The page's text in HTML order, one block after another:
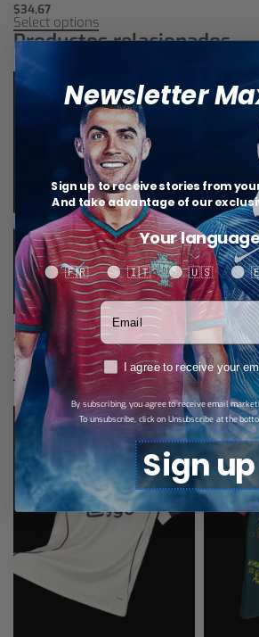
$34,67
Select options
Productos relacionados
Ajax Amsterdam Jersey local 25/26
$28,78
Select options
Ajax
26/27 –
$27,73
Select
Newsletter
Sign up to receive stories from
And take advantage of our
Your language
Your language
🇫🇷 🇮🇹 🇺🇸
Votre adresse email
RGPDI agree to receive your
By subscribing, you agree to receive email
To unsubscribe, click on Unsubscribe at the
Sign up